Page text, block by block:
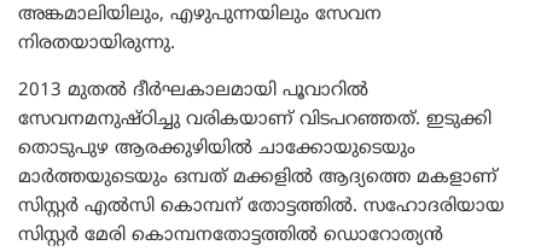
അങ്കമാലിയിലും, എഴുപുന്നയിലും സേവന
നിരതയായിരുന്നു.
2013 മുതൽ ദീർഘകാലമായി പൂവാറിൽ
സേവനമനുഷ്ഠിച്ചു വരികയാണ് വിടപറഞ്ഞത്. ഇടുക്കി
തൊടുപുഴ ആരക്കുഴിയിൽ ചാക്കോയുടെയും
മാർത്തയുടെയും ഒമ്പത് മക്കളിൽ ആദ്യത്തെ മകളാണ്‌
സിസ്റ്റർ എൽസി കൊമ്പന് തോട്ടത്തിൽ. സഹോദരിയായ
സിസ്റ്റർ മേരി കൊമ്പനതോട്ടത്തിൽ ഡൊറോത്യൻ